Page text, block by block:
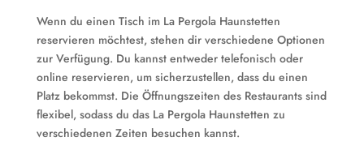
Wenn du einen Tisch im La Pergola Haunstetten
reservieren möchtest, stehen dir verschiedene Optionen
zur Verfügung. Du kannst entweder telefonisch oder
online reservieren, um sicherzustellen, dass du einen
Platz bekommst. Die Öffnungszeiten des Restaurants sind
flexibel, sodass du das La Pergola Haunstetten zu
verschiedenen Zeiten besuchen kannst.